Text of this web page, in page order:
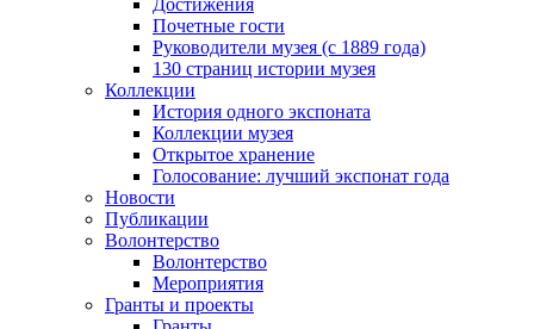
Достижения
Почетные гости
Руководители музея (с 1889 года)
130 страниц истории музея
Коллекции
История одного экспоната
Коллекции музея
Открытое хранение
Голосование: лучший экспонат года
Новости
Публикации
Волонтерство
Волонтерство
Мероприятия
Гранты и проекты